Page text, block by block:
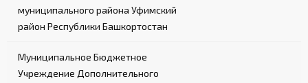
муниципального района Уфимский
район Республики Башкортостан
Муниципальное Бюджетное
Учреждение Дополнительного